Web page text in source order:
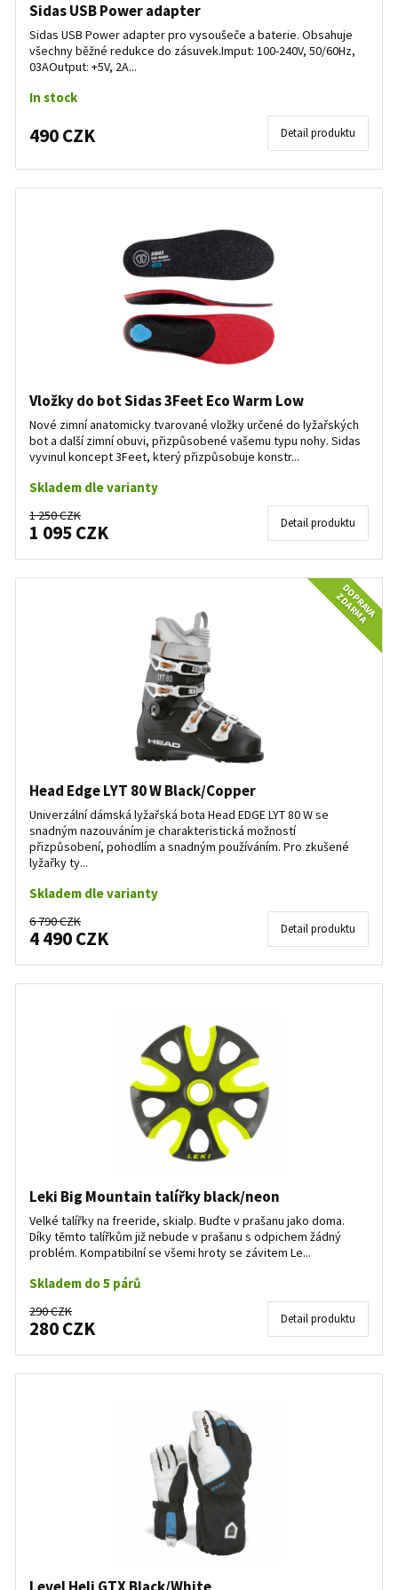
Sidas USB Power adapter
Sidas USB Power adapter pro vysoušeče a baterie. Obsahuje
všechny běžné redukce do zásuvek.Imput: 100-240V, 50/60Hz,
03AOutput: +5V, 2A...
In stock
490 CZK Detail produktu
Vložky do bot Sidas 3Feet Eco Warm Low
Nové zimní anatomicky tvarované vložky určené do lyžařských
bot a další zimní obuvi, přizpůsobené vašemu typu nohy. Sidas
vyvinul koncept 3Feet, který přizpůsobuje konstr...
Skladem dle varianty
1 250 CZK
1 095 CZK Detail produktu
DOPRAVA
ZDARMA
Head Edge LYT 80 W Black/Copper
Univerzální dámská lyžařská bota Head EDGE LYT 80 W se
snadným nazouváním je charakteristická možností
přizpůsobení, pohodlím a snadným používáním. Pro zkušené
lyžařky ty...
Skladem dle varianty
6 790 CZK
4 490 CZK Detail produktu
Leki Big Mountain talířky black/neon
Velké talířky na freeride, skialp. Buďte v prašanu jako doma.
Díky těmto talířkům již nebude v prašanu s odpichem žádný
problém. Kompatibilní se všemi hroty se závitem Le...
Skladem do 5 párů
290 CZK
280 CZK Detail produktu